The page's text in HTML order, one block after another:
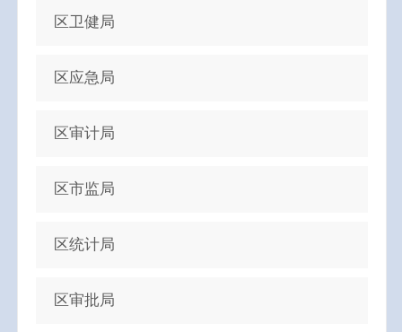
区卫健局
区应急局
区审计局
区市监局
区统计局
区审批局